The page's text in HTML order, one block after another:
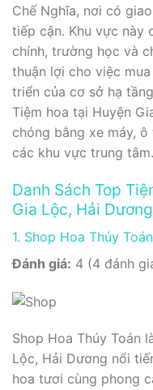
Chế Nghĩa, nơi có
tiếp cận. Khu vực này
chính, trường học và
thuận lợi cho việc
triển của cơ sở hạ
Tiệm hoa tại Huyện
chóng bằng xe máy,
các khu vực trung tâm.
Danh Sách Top
Gia Lộc, Hải Dương
1. Shop Hoa Thúy Toán
Đánh giá: 4 (4 đánh
Shop Hoa Thúy Toán
Lộc, Hải Dương nổi
hoa tươi cùng phong